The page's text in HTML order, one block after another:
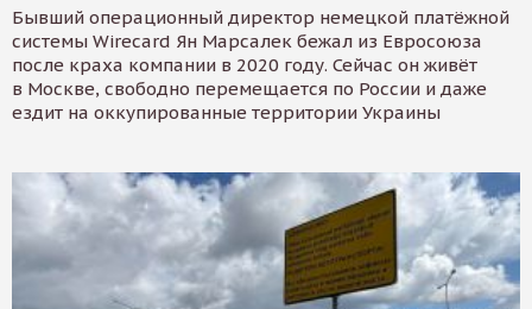
Бывший операционный директор немецкой платёжной
системы Wirecard Ян Марсалек бежал из Евросоюза
после краха компании в 2020 году. Сейчас он живёт
в Москве, свободно перемещается по России и даже
ездит на оккупированные территории Украины